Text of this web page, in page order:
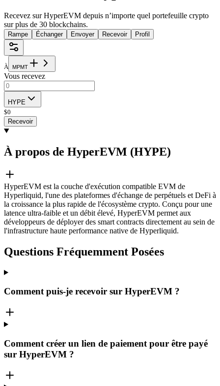
Recevez sur HyperEVM depuis n’importe quel portefeuille crypto
sur plus de 30 blockchains.
Rampe Échanger Envoyer Recevoir Profil
À MPMT
Vous recevez
HYPE
$0
Recevoir
À propos de HyperEVM (HYPE)
HyperEVM est la couche d'exécution compatible EVM de
Hyperliquid, l'une des plateformes d'échange de perpétuels et DeFi à
la croissance la plus rapide de l'écosystème crypto. Conçu pour une
latence ultra-faible et un débit élevé, HyperEVM permet aux
développeurs de déployer des smart contracts directement au sein de
l'infrastructure haute performance native de Hyperliquid.
Questions Fréquemment Posées
Comment puis-je recevoir sur HyperEVM ?
Comment créer un lien de paiement pour être payé
sur HyperEVM ?